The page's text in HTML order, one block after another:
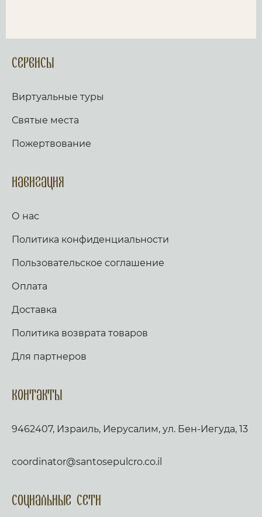
Сервисы
Виртуальные туры
Святые места
Пожертвование
Навигация
О нас
Политика конфиденциальности
Пользовательское соглашение
Оплата
Доставка
Политика возврата товаров
Для партнеров
Контакты
9462407, Израиль, Иерусалим, ул. Бен-Иегуда, 13
coordinator@santosepulcro.co.il
Социальные сети